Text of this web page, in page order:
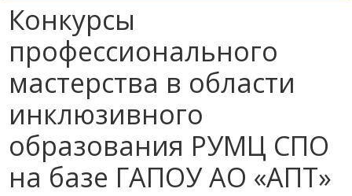
Конкурсы
профессионального
мастерства в области
инклюзивного
образования РУМЦ СПО
на базе ГАПОУ АО «АПТ»